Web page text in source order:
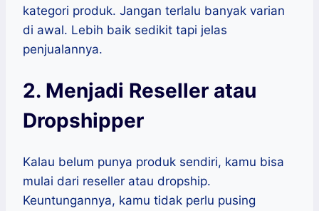
kategori produk. Jangan terlalu banyak varian
di awal. Lebih baik sedikit tapi jelas
penjualannya.
2. Menjadi Reseller atau
Dropshipper
Kalau belum punya produk sendiri, kamu bisa
mulai dari reseller atau dropship.
Keuntungannya, kamu tidak perlu pusing